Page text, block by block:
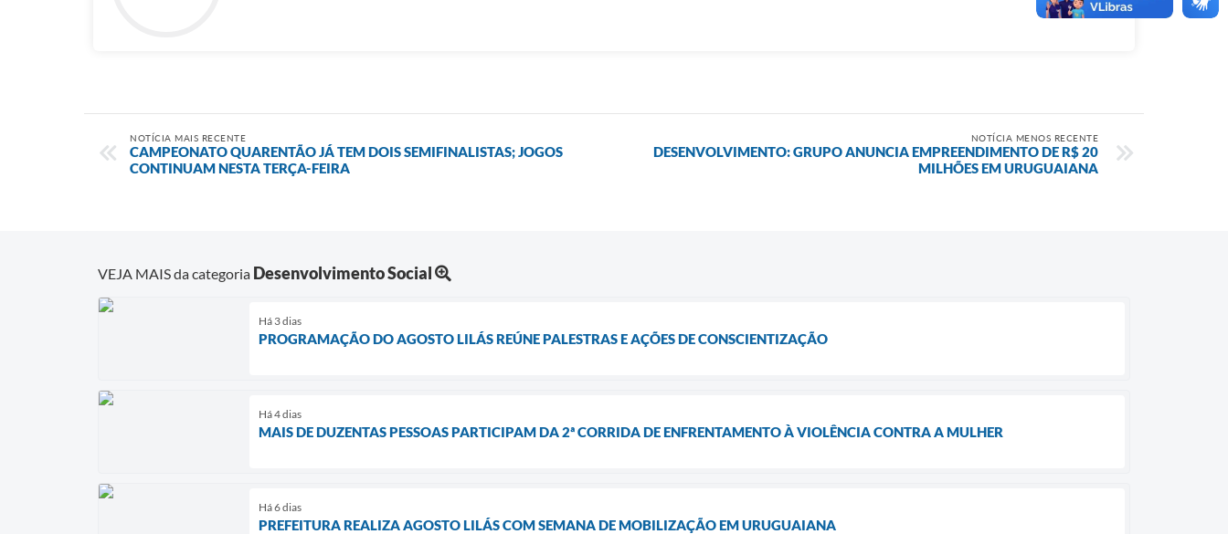
NOTÍCIA MAIS RECENTE
CAMPEONATO QUARENTÃO JÁ TEM DOIS SEMIFINALISTAS; JOGOS
CONTINUAM NESTA TERÇA-FEIRA
NOTÍCIA MENOS RECENTE
DESENVOLVIMENTO: GRUPO ANUNCIA EMPREENDIMENTO DE R$ 20
MILHÕES EM URUGUAIANA
VEJA MAIS da categoria Desenvolvimento Social
Há 3 dias
PROGRAMAÇÃO DO AGOSTO LILÁS REÚNE PALESTRAS E AÇÕES DE CONSCIENTIZAÇÃO
Há 4 dias
MAIS DE DUZENTAS PESSOAS PARTICIPAM DA 2ª CORRIDA DE ENFRENTAMENTO À VIOLÊNCIA CONTRA A MULHER
Há 6 dias
PREFEITURA REALIZA AGOSTO LILÁS COM SEMANA DE MOBILIZAÇÃO EM URUGUAIANA